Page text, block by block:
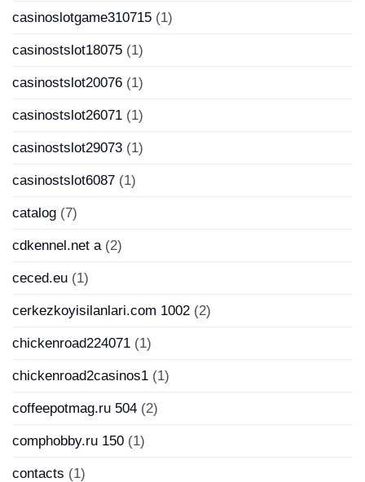
casinoslotgame310715 (1)
casinostslot18075 (1)
casinostslot20076 (1)
casinostslot26071 (1)
casinostslot29073 (1)
casinostslot6087 (1)
catalog (7)
cdkennel.net a(2)
ceced.eu (1)
cerkezkoyisilanlari.com 1002 (2)
chickenroad224071 (1)
chickenroad2casinos1 (1)
coffeepotmag.ru 504 (2)
comphobby.ru 150 (1)
contacts (1)